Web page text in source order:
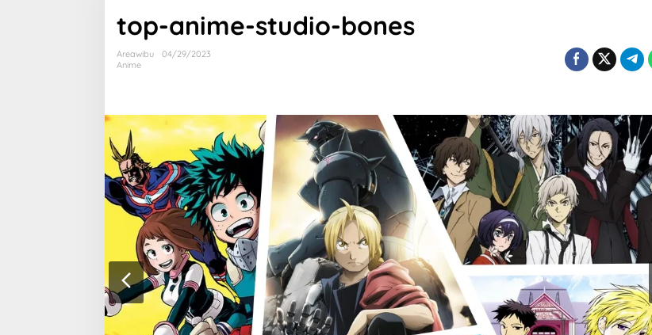
top-anime-studio-bones
Areawibu
04/29/2023
Anime